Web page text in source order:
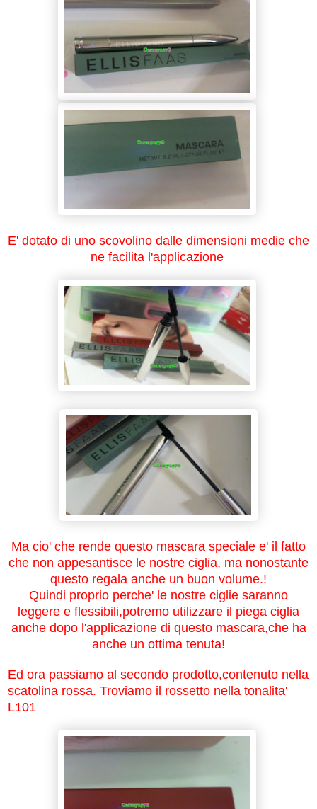
E' dotato di uno scovolino dalle dimensioni medie che
ne facilita l'applicazione
Ma cio' che rende questo mascara speciale e' il fatto
che non appesantisce le nostre ciglia, ma nonostante
questo regala anche un buon volume.!
Quindi proprio perche' le nostre ciglie saranno
leggere e flessibili,potremo utilizzare il piega ciglia
anche dopo l'applicazione di questo mascara,che ha
anche un ottima tenuta!
Ed ora passiamo al secondo prodotto,contenuto nella
scatolina rossa. Troviamo il rossetto nella tonalita'
L101